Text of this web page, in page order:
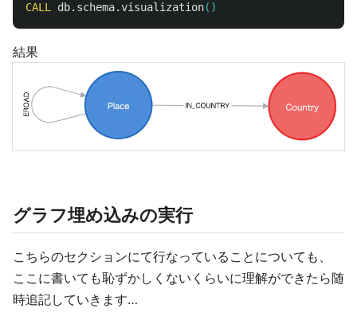
CALL db.schema.visualization()
結果
グラフ埋め込みの実行
こちらのセクションにて行なっていることについても、
ここに書いても恥ずかしくないくらいに理解ができたら随
時追記していきます…